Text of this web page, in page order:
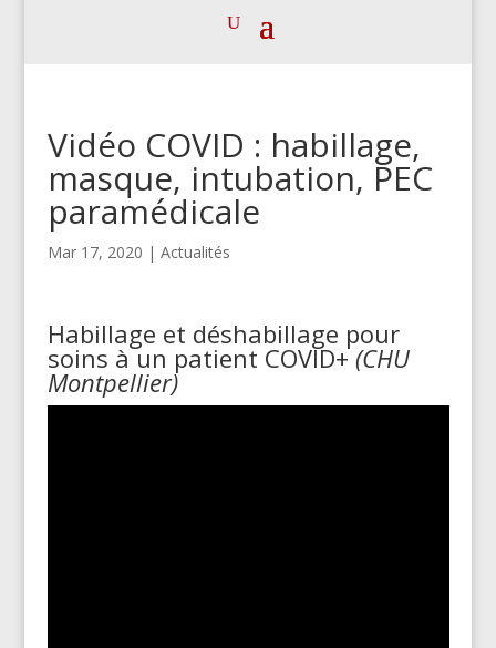
Vidéo COVID : habillage,
masque, intubation, PEC
paramédicale
Mar 17, 2020 | Actualités
Habillage et déshabillage pour
soins à un patient COVID+(CHU
Montpellier)